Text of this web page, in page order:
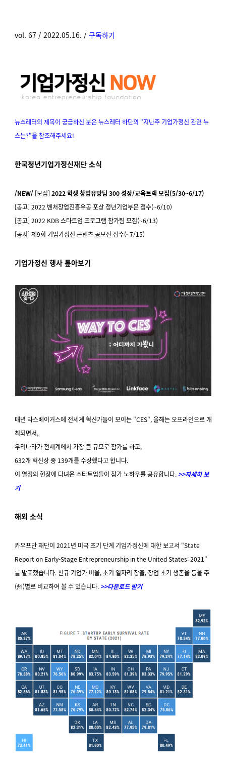
vol. 67 / 2022.05.16. / 구독하기
뉴스레터의 제목이 궁금하신 분은 뉴스레터 하단의 "지난주 기업가정신 관련 뉴
스는?"을 참조해주세요!
한국청년기업가정신재단 소식
/NEW/ [모집] 2022 학생 창업유망팀 300 성장/교육트랙 모집(5/30~6/17)
[공고] 2022 벤처창업진흥유공 포상 청년기업부문 접수(~6/10)
[공고] 2022 KDB 스타트업 프로그램 참가팀 모집(~6/13)
[공지] 제9회 기업가정신 콘텐츠 공모전 접수(~7/15)
기업가정신 행사 톺아보기
매년 라스베이거스에 전세계 혁신가들이 모이는 "CES", 올해는 오프라인으로 개
최되면서,
우리나라가 전세계에서 가장 큰 규모로 참가를 하고,
632개 혁신상 중 139개를 수상했다고 합니다.
이 열정의 현장에 다녀온 스타트업들이 참가 노하우를 공유합니다. >>자세히 보
기
해외 소식
카우프만 재단이 2021년 미국 초기 단계 기업가정신에 대한 보고서 "State
Report on Early-Stage Entrepreneurship in the United States: 2021"
를 발표했습니다. 신규 기업가 비율, 초기 일자리 창출, 창업 초기 생존율 등을 주
(州)별로 비교하여 볼 수 있습니다. >>다운로드 받기